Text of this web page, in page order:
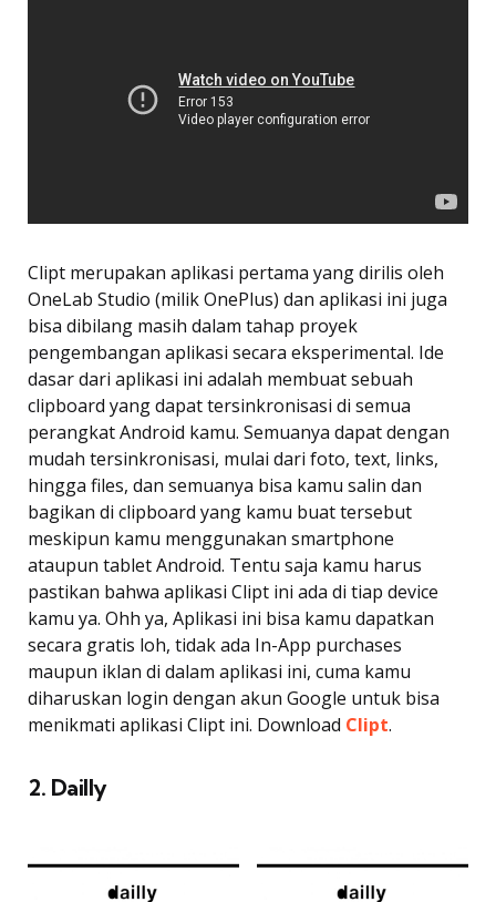
Clipt merupakan aplikasi pertama yang dirilis oleh
OneLab Studio (milik OnePlus) dan aplikasi ini juga
bisa dibilang masih dalam tahap proyek
pengembangan aplikasi secara eksperimental. Ide
dasar dari aplikasi ini adalah membuat sebuah
clipboard yang dapat tersinkronisasi di semua
perangkat Android kamu. Semuanya dapat dengan
mudah tersinkronisasi, mulai dari foto, text, links,
hingga files, dan semuanya bisa kamu salin dan
bagikan di clipboard yang kamu buat tersebut
meskipun kamu menggunakan smartphone
ataupun tablet Android. Tentu saja kamu harus
pastikan bahwa aplikasi Clipt ini ada di tiap device
kamu ya. Ohh ya, Aplikasi ini bisa kamu dapatkan
secara gratis loh, tidak ada In-App purchases
maupun iklan di dalam aplikasi ini, cuma kamu
diharuskan login dengan akun Google untuk bisa
menikmati aplikasi Clipt ini. Download Clipt.
2. Dailly